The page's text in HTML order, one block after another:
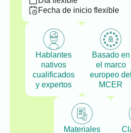
Fecha de inicio flexible
Hablantes
nativos
cualificados
y expertos
Basado en
el marco
europeo del
MCER
Materiales